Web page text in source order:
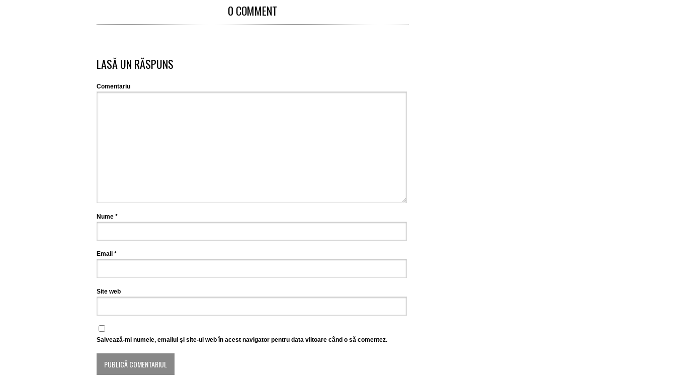
0 COMMENT
LASĂ UN RĂSPUNS
Comentariu
Nume *
Email *
Site web
Salvează-mi numele, emailul și site-ul web în acest navigator pentru data viitoare când o să comentez.